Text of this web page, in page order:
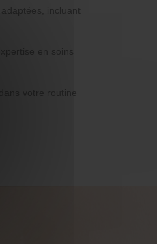
incluant
en soins
votre routine